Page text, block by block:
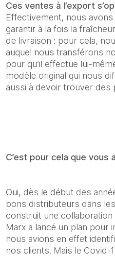
Ces ventes à l’export
Effectivement, nous
garantir à la fois la
de livraison : pour cela,
auquel nous transférons
pour qu’il effectue lui-
modèle original qui nous
aussi à devoir trouver des
C’est pour cela que vous
Oui, dès le début des
bons distributeurs dans
construit une collaboration
Marx a lancé un plan pour
nous avions en effet
nos clients. Mais le Covid-